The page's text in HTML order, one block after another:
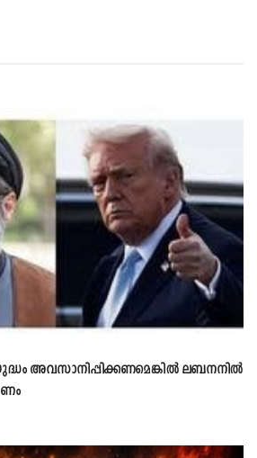
അവസാനിപ്പിക്കണമെങ്കിൽ ലബനനിൽ